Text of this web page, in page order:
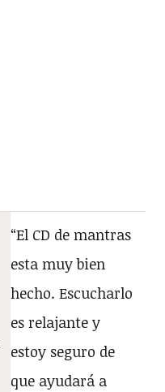
“El CD de mantras
esta muy bien
hecho. Escucharlo
es relajante y
estoy seguro de
que ayudará a